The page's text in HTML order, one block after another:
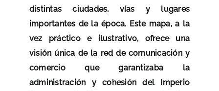
distintas ciudades, vías y lugares
importantes de la época. Este mapa, a la
vez práctico e ilustrativo, ofrece una
visión única de la red de comunicación y
comercio que garantizaba la
administración y cohesión del Imperio